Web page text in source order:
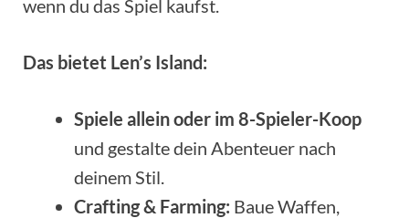
wenn du das Spiel kaufst.
Das bietet Len’s Island:
Spiele allein oder im 8-Spieler-Koop
und gestalte dein Abenteuer nach
deinem Stil.
Crafting & Farming: Baue Waffen,